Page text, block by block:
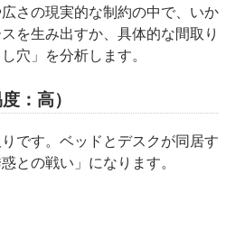
さの現実的な制約の中で、いか
を生み出すか、具体的な間取り
穴」を分析します。
：高）
です。ベッドとデスクが同居す
との戦い」になります。